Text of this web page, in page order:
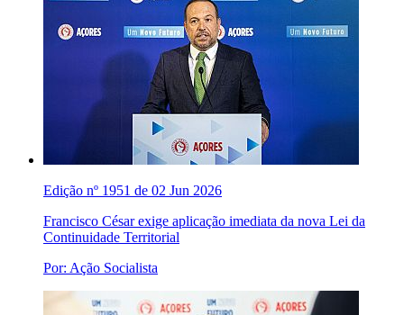
Edição nº 1951 de 02 Jun 2026
Francisco César exige aplicação imediata da nova Lei da
Continuidade Territorial
Por: Ação Socialista